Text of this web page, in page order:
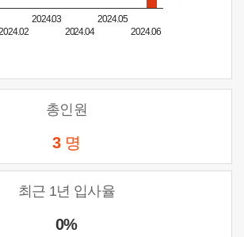
2024.03
2024.04
2024.05
2024.06
총인원
3 명
최근 1년 입사율
0%